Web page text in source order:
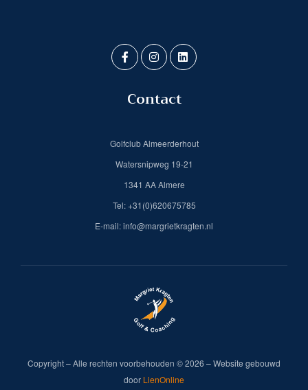
Contact
Golfclub Almeerderhout
Watersnipweg 19-21
1341 AA Almere
Tel: +31(0)620675785
E-mail: info@margrietkragten.nl
Copyright – Alle rechten voorbehouden © 2026 – Website gebouwd
door LienOnline